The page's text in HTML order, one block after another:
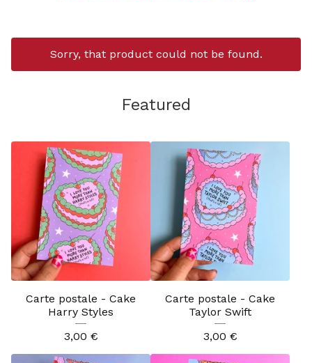
Sorry, that product could not be found.
Featured
Carte postale - Cake
Harry Styles
3,00 €
Carte postale - Cake
Taylor Swift
3,00 €